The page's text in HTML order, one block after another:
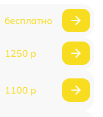
бесплатно
1250 р
1100 р